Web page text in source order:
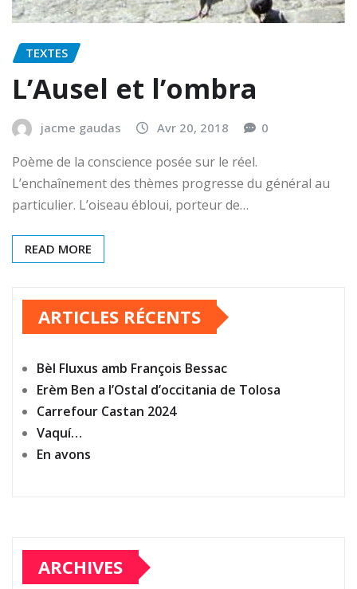
TEXTES
L’Ausel et l’ombra
jacme gaudas Avr 20, 2018 0
Poème de la conscience posée sur le réel.
L’enchaînement des thèmes progresse du général au
particulier. L’oiseau ébloui, porteur de…
READ MORE
ARTICLES RÉCENTS
Bèl Fluxus amb François Bessac
Erèm Ben a l’Ostal d’occitania de Tolosa
Carrefour Castan 2024
Vaquí…
En avons
ARCHIVES